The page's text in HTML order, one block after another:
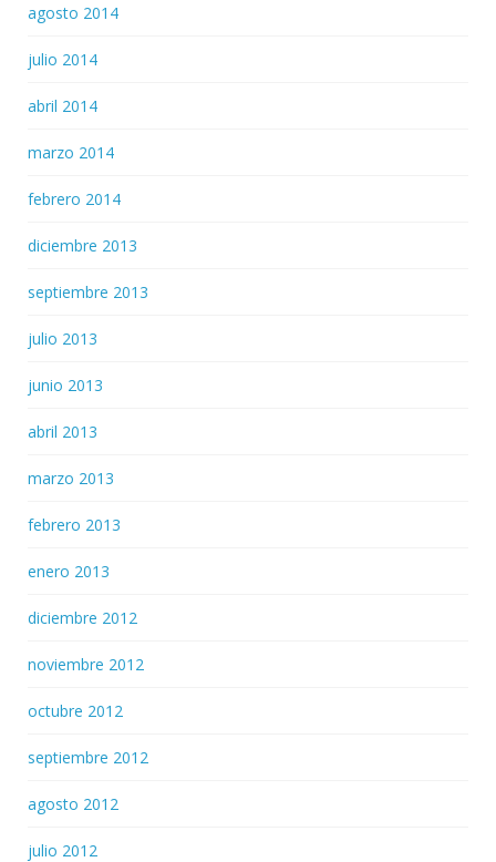
agosto 2014
julio 2014
abril 2014
marzo 2014
febrero 2014
diciembre 2013
septiembre 2013
julio 2013
junio 2013
abril 2013
marzo 2013
febrero 2013
enero 2013
diciembre 2012
noviembre 2012
octubre 2012
septiembre 2012
agosto 2012
julio 2012